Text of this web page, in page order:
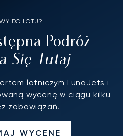
DO LOTU?
Podróż
Się Tutaj
lotniczym LunaJets i
wycenę w ciągu kilku
zobowiązań.
WYCENĘ